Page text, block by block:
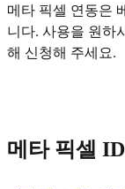
메타 픽셀 연동은
니다. 사용을 원하
해 신청해 주세요.
메타 픽셀